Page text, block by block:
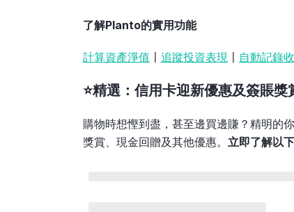
了解Planto的實用功能
計算資產淨值 追蹤投資表現〡 自動記錄
⭐精選：信用卡迎新優惠及簽賬獎
購物時想慳到盡，甚至邊買邊賺？精明的
獎賞、現金回贈及其他優惠。 立即了解以